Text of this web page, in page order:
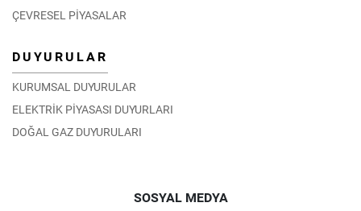
ÇEVRESEL PİYASALAR
DUYURULAR
KURUMSAL DUYURULAR
ELEKTRİK PİYASASI DUYURLARI
DOĞAL GAZ DUYURULARI
SOSYAL MEDYA